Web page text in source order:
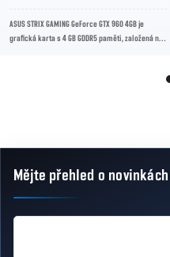
ASUS STRIX GAMING GeForce GTX 960 4GB je
grafická karta s 4 GB GDDR5 paměti, založená na
Zápatí
Mějte přehled o